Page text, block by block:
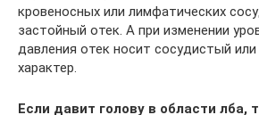
кровеносных или лимфатических
застойный отек. А при изменении
давления отек носит сосудистый
характер.
Если давит голову в области лба,